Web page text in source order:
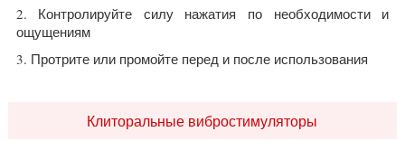
2. Контролируйте силу нажатия по необходимости и
ощущениям
3. Протрите или промойте перед и после использования
Клиторальные вибростимуляторы